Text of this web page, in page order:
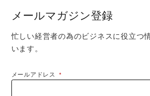
メールマガジン登録
忙しい経営者の為のビジネスに役立つ
います。
メールアドレス*